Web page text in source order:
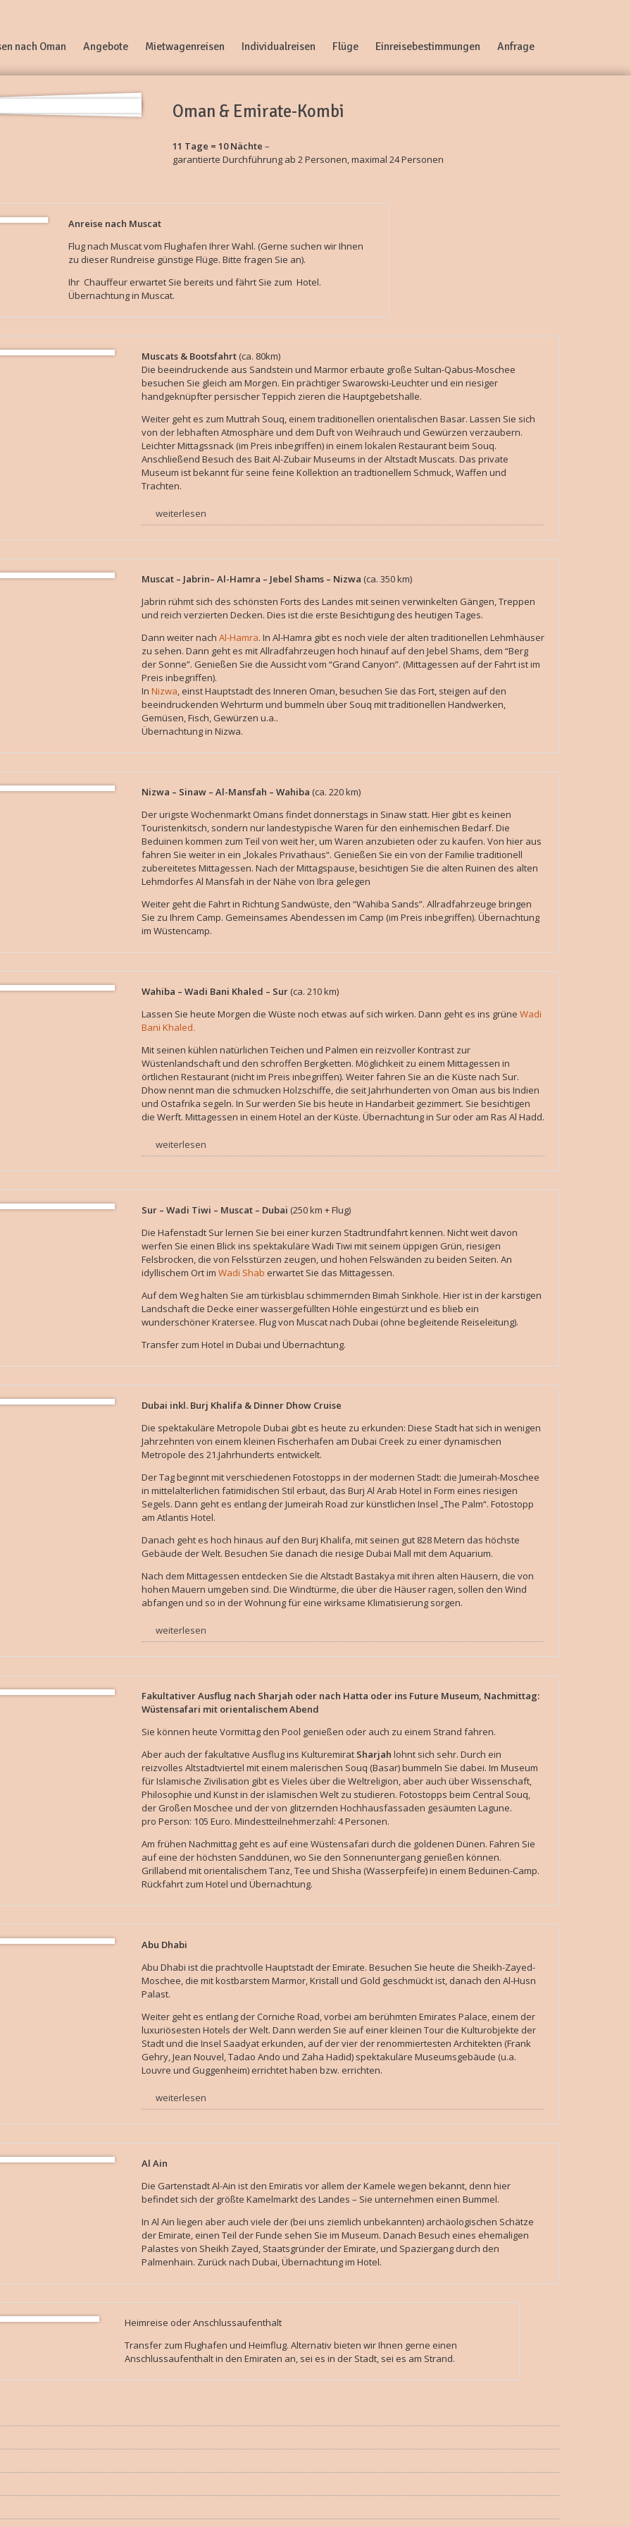
nach Oman Angebote Mietwagenreisen Individualreisen Flüge Einreisebestimmungen Anfrage
Oman & Emirate-Kombi
11 Tage = 10 Nächte –
garantierte Durchführung ab 2 Personen, maximal 24 Personen
Anreise nach Muscat
Flug nach Muscat vom Flughafen Ihrer Wahl. (Gerne suchen wir Ihnen
zu dieser Rundreise günstige Flüge. Bitte fragen Sie an).
Ihr Chauffeur erwartet Sie bereits und fährt Sie zum Hotel.
Übernachtung in Muscat.
Muscats & Bootsfahrt (ca. 80km)
Die beeindruckende aus Sandstein und Marmor erbaute große Sultan-Qabus-Moschee
besuchen Sie gleich am Morgen. Ein prächtiger Swarowski-Leuchter und ein riesiger
handgeknüpfter persischer Teppich zieren die Hauptgebetshalle.
Weiter geht es zum Muttrah Souq, einem traditionellen orientalischen Basar. Lassen Sie sich
von der lebhaften Atmosphäre und dem Duft von Weihrauch und Gewürzen verzaubern.
Leichter Mittagssnack (im Preis inbegriffen) in einem lokalen Restaurant beim Souq.
Anschließend Besuch des Bait Al-Zubair Museums in der Altstadt Muscats. Das private
Museum ist bekannt für seine feine Kollektion an tradtionellem Schmuck, Waffen und
Trachten.
weiterlesen
Muscat – Jabrin– Al-Hamra – Jebel Shams – Nizwa (ca. 350 km)
Jabrin rühmt sich des schönsten Forts des Landes mit seinen verwinkelten Gängen, Treppen
und reich verzierten Decken. Dies ist die erste Besichtigung des heutigen Tages.
Dann weiter nach Al-Hamra. In Al-Hamra gibt es noch viele der alten traditionellen Lehmhäuser
zu sehen. Dann geht es mit Allradfahrzeugen hoch hinauf auf den Jebel Shams, dem “Berg
der Sonne”. Genießen Sie die Aussicht vom “Grand Canyon”. (Mittagessen auf der Fahrt ist im
Preis inbegriffen).
In Nizwa, einst Hauptstadt des Inneren Oman, besuchen Sie das Fort, steigen auf den
beeindruckenden Wehrturm und bummeln über Souq mit traditionellen Handwerken,
Gemüsen, Fisch, Gewürzen u.a..
Übernachtung in Nizwa.
Nizwa – Sinaw – Al-Mansfah – Wahiba (ca. 220 km)
Der urigste Wochenmarkt Omans findet donnerstags in Sinaw statt. Hier gibt es keinen
Touristenkitsch, sondern nur landestypische Waren für den einhemischen Bedarf. Die
Beduinen kommen zum Teil von weit her, um Waren anzubieten oder zu kaufen. Von hier aus
fahren Sie weiter in ein „lokales Privathaus“. Genießen Sie ein von der Familie traditionell
zubereitetes Mittagessen. Nach der Mittagspause, besichtigen Sie die alten Ruinen des alten
Lehmdorfes Al Mansfah in der Nähe von Ibra gelegen
Weiter geht die Fahrt in Richtung Sandwüste, den “Wahiba Sands”. Allradfahrzeuge bringen
Sie zu Ihrem Camp. Gemeinsames Abendessen im Camp (im Preis inbegriffen). Übernachtung
im Wüstencamp.
Wahiba – Wadi Bani Khaled – Sur (ca. 210 km)
Lassen Sie heute Morgen die Wüste noch etwas auf sich wirken. Dann geht es ins grüne Wadi
Bani Khaled.
Mit seinen kühlen natürlichen Teichen und Palmen ein reizvoller Kontrast zur
Wüstenlandschaft und den schroffen Bergketten. Möglichkeit zu einem Mittagessen in
örtlichen Restaurant (nicht im Preis inbegriffen). Weiter fahren Sie an die Küste nach Sur.
Dhow nennt man die schmucken Holzschiffe, die seit Jahrhunderten von Oman aus bis Indien
und Ostafrika segeln. In Sur werden Sie bis heute in Handarbeit gezimmert. Sie besichtigen
die Werft. Mittagessen in einem Hotel an der Küste. Übernachtung in Sur oder am Ras Al Hadd.
weiterlesen
Sur – Wadi Tiwi – Muscat – Dubai (250 km + Flug)
Die Hafenstadt Sur lernen Sie bei einer kurzen Stadtrundfahrt kennen. Nicht weit davon
werfen Sie einen Blick ins spektakuläre Wadi Tiwi mit seinem üppigen Grün, riesigen
Felsbrocken, die von Felsstürzen zeugen, und hohen Felswänden zu beiden Seiten. An
idyllischem Ort im Wadi Shab erwartet Sie das Mittagessen.
Auf dem Weg halten Sie am türkisblau schimmernden Bimah Sinkhole. Hier ist in der karstigen
Landschaft die Decke einer wassergefüllten Höhle eingestürzt und es blieb ein
wunderschöner Kratersee. Flug von Muscat nach Dubai (ohne begleitende Reiseleitung).
Transfer zum Hotel in Dubai und Übernachtung.
Dubai inkl. Burj Khalifa & Dinner Dhow Cruise
Die spektakuläre Metropole Dubai gibt es heute zu erkunden: Diese Stadt hat sich in wenigen
Jahrzehnten von einem kleinen Fischerhafen am Dubai Creek zu einer dynamischen
Metropole des 21.Jahrhunderts entwickelt.
Der Tag beginnt mit verschiedenen Fotostopps in der modernen Stadt: die Jumeirah-Moschee
in mittelalterlichen fatimidischen Stil erbaut, das Burj Al Arab Hotel in Form eines riesigen
Segels. Dann geht es entlang der Jumeirah Road zur künstlichen Insel „The Palm“. Fotostopp
am Atlantis Hotel.
Danach geht es hoch hinaus auf den Burj Khalifa, mit seinen gut 828 Metern das höchste
Gebäude der Welt. Besuchen Sie danach die riesige Dubai Mall mit dem Aquarium.
Nach dem Mittagessen entdecken Sie die Altstadt Bastakya mit ihren alten Häusern, die von
hohen Mauern umgeben sind. Die Windtürme, die über die Häuser ragen, sollen den Wind
abfangen und so in der Wohnung für eine wirksame Klimatisierung sorgen.
weiterlesen
Fakultativer Ausflug nach Sharjah oder nach Hatta oder ins Future Museum, Nachmittag:
Wüstensafari mit orientalischem Abend
Sie können heute Vormittag den Pool genießen oder auch zu einem Strand fahren.
Aber auch der fakultative Ausflug ins Kulturemirat Sharjah lohnt sich sehr. Durch ein
reizvolles Altstadtviertel mit einem malerischen Souq (Basar) bummeln Sie dabei. Im Museum
für Islamische Zivilisation gibt es Vieles über die Weltreligion, aber auch über Wissenschaft,
Philosophie und Kunst in der islamischen Welt zu studieren. Fotostopps beim Central Souq,
der Großen Moschee und der von glitzernden Hochhausfassaden gesäumten Lagune.
pro Person: 105 Euro. Mindestteilnehmerzahl: 4 Personen.
Am frühen Nachmittag geht es auf eine Wüstensafari durch die goldenen Dünen. Fahren Sie
auf eine der höchsten Sanddünen, wo Sie den Sonnenuntergang genießen können.
Grillabend mit orientalischem Tanz, Tee und Shisha (Wasserpfeife) in einem Beduinen-Camp.
Rückfahrt zum Hotel und Übernachtung.
Abu Dhabi
Abu Dhabi ist die prachtvolle Hauptstadt der Emirate. Besuchen Sie heute die Sheikh-Zayed-
Moschee, die mit kostbarstem Marmor, Kristall und Gold geschmückt ist, danach den Al-Husn
Palast.
Weiter geht es entlang der Corniche Road, vorbei am berühmten Emirates Palace, einem der
luxuriösesten Hotels der Welt. Dann werden Sie auf einer kleinen Tour die Kulturobjekte der
Stadt und die Insel Saadyat erkunden, auf der vier der renommiertesten Architekten (Frank
Gehry, Jean Nouvel, Tadao Ando und Zaha Hadid) spektakuläre Museumsgebäude (u.a.
Louvre und Guggenheim) errichtet haben bzw. errichten.
weiterlesen
Al Ain
Die Gartenstadt Al-Ain ist den Emiratis vor allem der Kamele wegen bekannt, denn hier
befindet sich der größte Kamelmarkt des Landes – Sie unternehmen einen Bummel.
In Al Ain liegen aber auch viele der (bei uns ziemlich unbekannten) archäologischen Schätze
der Emirate, einen Teil der Funde sehen Sie im Museum. Danach Besuch eines ehemaligen
Palastes von Sheikh Zayed, Staatsgründer der Emirate, und Spaziergang durch den
Palmenhain. Zurück nach Dubai, Übernachtung im Hotel.
Heimreise oder Anschlussaufenthalt
Transfer zum Flughafen und Heimflug. Alternativ bieten wir Ihnen gerne einen
Anschlussaufenthalt in den Emiraten an, sei es in der Stadt, sei es am Strand.